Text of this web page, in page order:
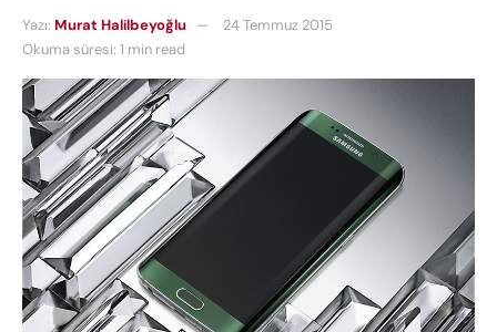
Yazı: Murat Halilbeyoğlu
24 Temmuz 2015
Okuma süresi: 1 min read